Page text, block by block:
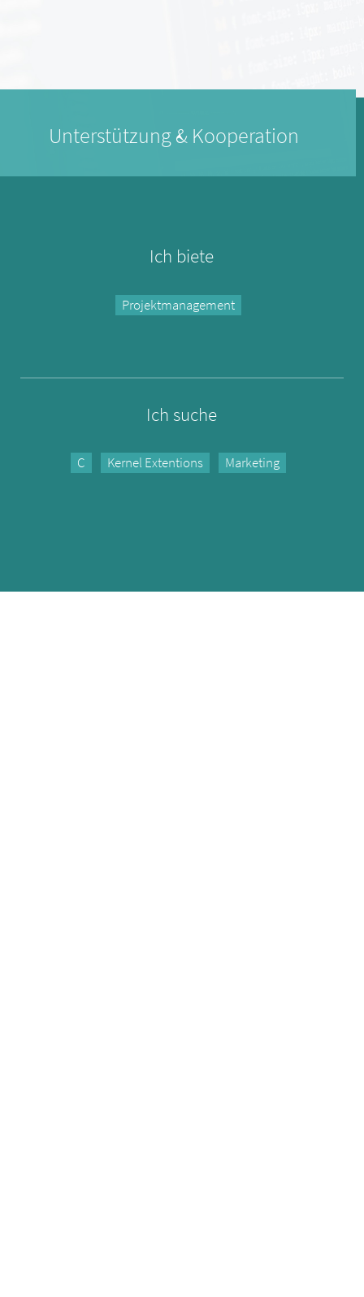
Unterstützung & Kooperation
Ich biete
Projektmanagement
Ich suche
C Kernel Extentions Marketing